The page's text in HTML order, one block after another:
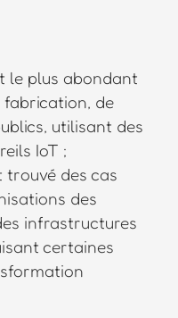
le plus abondant
de
utilisant des
IoT ;
des cas
des
infrastructures
certaines